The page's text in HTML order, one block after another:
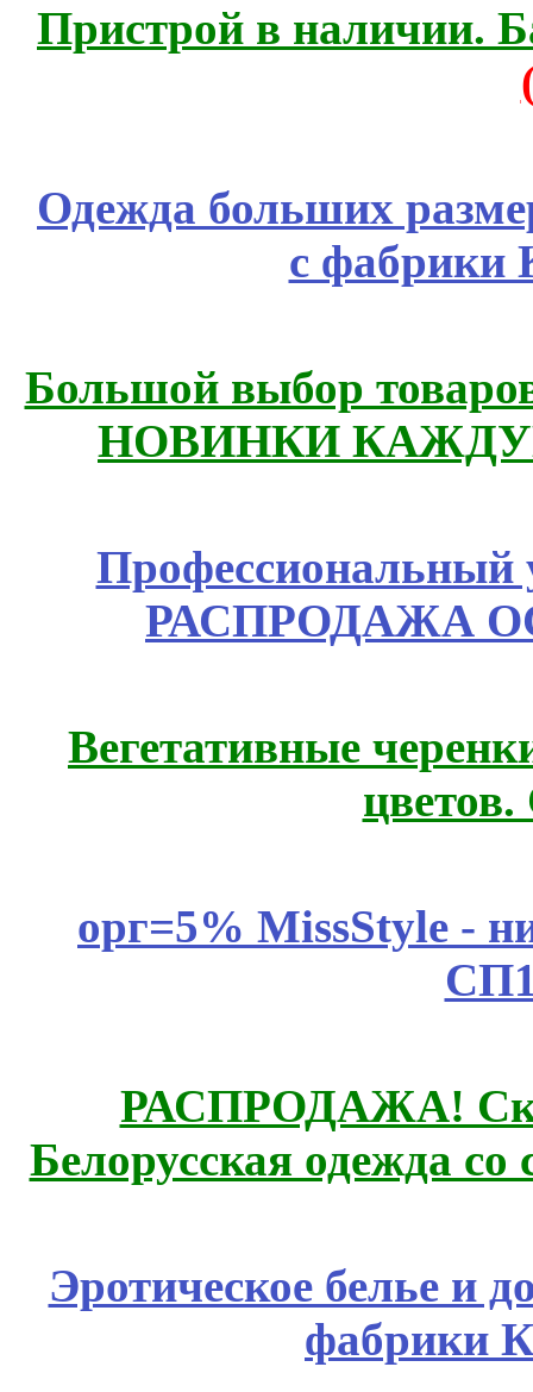
Пристрой в наличии.
Одежда больших
с фабрики
Большой выбор
НОВИНКИ
Профессиональный
РАСПРОДАЖА
Вегетативные
орг=5% MissStyle -
РАСПРОДАЖА!
Белорусская одежда
Эротическое белье и
фабрики